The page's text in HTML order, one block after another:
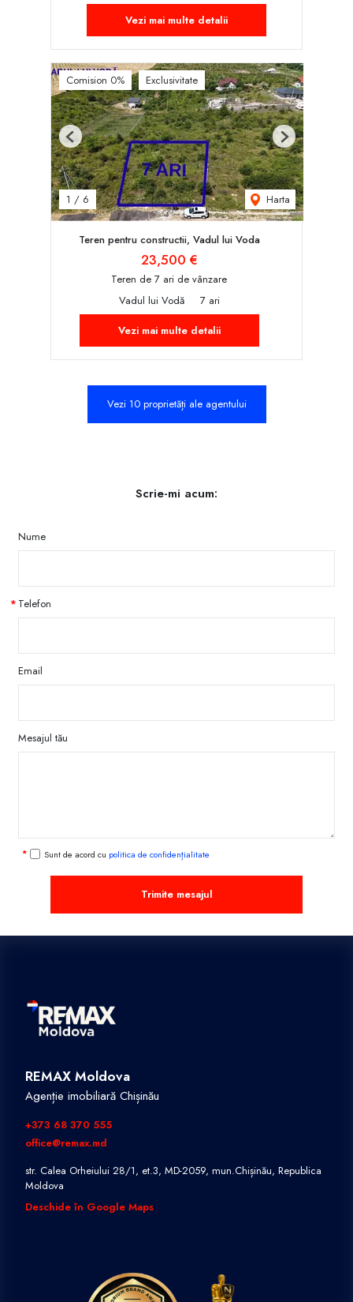
Vezi mai multe detalii
Comision 0% Exclusivitate
1 / 6 Harta
Previous Next
Teren pentru constructii, Vadul lui Voda
23,500 €
Teren de 7 ari de vânzare
Vadul lui Vodă
7 ari
Vezi mai multe detalii
Vezi 10 proprietăți ale agentului
Scrie-mi acum:
Nume
Telefon
Email
Mesajul tău
Sunt de acord cu politica de confidențialitate
Trimite mesajul
REMAX Moldova
Agenție imobiliară Chișinău
+373 68 370 555
office@remax.md
str. Calea Orheiului 28/1, et.3, MD-2059, mun.Chișinău, Republica
Moldova
Deschide în Google Maps